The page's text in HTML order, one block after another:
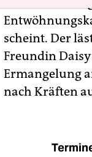
scheint. Der
Freundin
Ermangelung
nach Kräften